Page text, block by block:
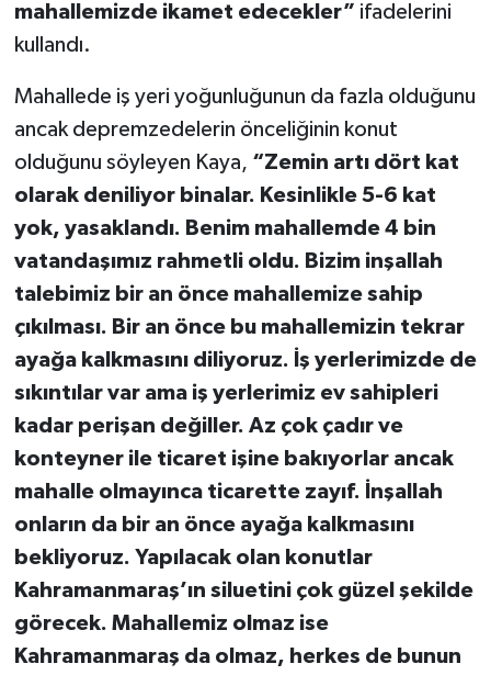
mahallemizde ikamet edecekler” ifadelerini
kullandı.
Mahallede iş yeri yoğunluğunun da fazla olduğunu
ancak depremzedelerin önceliğinin konut
olduğunu söyleyen Kaya, “Zemin artı dört kat
olarak deniliyor binalar. Kesinlikle 5-6 kat
yok, yasaklandı. Benim mahallemde 4 bin
vatandaşımız rahmetli oldu. Bizim inşallah
talebimiz bir an önce mahallemize sahip
çıkılması. Bir an önce bu mahallemizin tekrar
ayağa kalkmasını diliyoruz. İş yerlerimizde de
sıkıntılar var ama iş yerlerimiz ev sahipleri
kadar perişan değiller. Az çok çadır ve
konteyner ile ticaret işine bakıyorlar ancak
mahalle olmayınca ticarette zayıf. İnşallah
onların da bir an önce ayağa kalkmasını
bekliyoruz. Yapılacak olan konutlar
Kahramanmaraş’ın siluetini çok güzel şekilde
görecek. Mahallemiz olmaz ise
Kahramanmaraş da olmaz, herkes de bunun